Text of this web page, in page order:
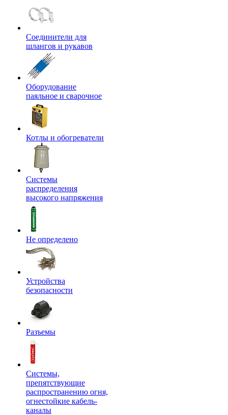
Соединители для
шлангов и рукавов
Оборудование
паяльное и сварочное
Котлы и обогреватели
Системы
распределения
высокого напряжения
Не определено
Устройства
безопасности
Разъемы
Системы,
препятствующие
распространению огня,
огнестойкие кабель-
каналы